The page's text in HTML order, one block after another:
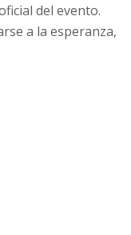
del evento.
a la esperanza,